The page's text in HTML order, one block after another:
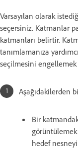
Varsayılan olarak
seçersiniz. Katmanlar
katmanları belirtir.
tanımlamanıza
seçilmesini engellemek
Aşağıdakilerden
Bir
görüntülemek
hedef